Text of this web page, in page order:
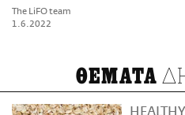
The LiFO team
1.6.2022
ΘΕΜΑΤΑ